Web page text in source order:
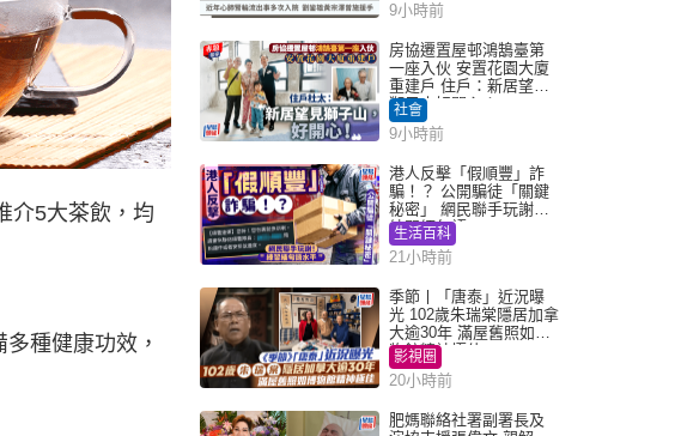
介5大茶飲，均
種健康功效，
9小時前
房協遷置屋邨鴻鵠臺第
一座入伙 安置花園大廈
重建戶 住戶：新居望見
獅子山好開心！
社會
9小時前
港人反擊「假順豐」詐
騙！？ 公開騙徒「關鍵
秘密」 網民聯手玩謝：
練習緬甸語
生活百科
21小時前
季節丨「唐泰」近況曝
光 102歲朱瑞棠隱居加拿
大逾30年 滿屋舊照如博
物館精神極佳
影視圈
20小時前
肥媽聯絡社署副署長及